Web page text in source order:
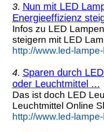
3. Nun mit LED
Energieeffizienz
Infos zu LED
steigern mit LED
http://www.led-
4. Sparen durch
oder Leuchtmittel ...
Das ist doch LED
Leuchtmittel Online
http://www.led-